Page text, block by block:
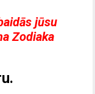
jūsu
Zodiaka